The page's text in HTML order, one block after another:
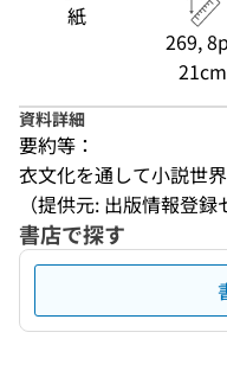
紙
269,
21cm
資料詳細
要約等：
衣文化を通して小説世
（提供元: 出版情報登録
書店で探す